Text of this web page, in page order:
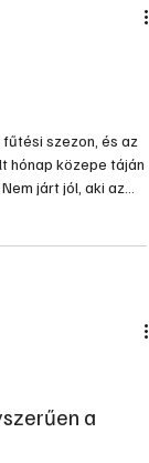
szezon, és az
hónap közepe táján
járt jól, aki az
a